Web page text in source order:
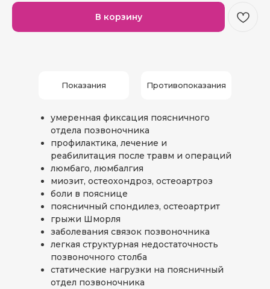
В корзину
Показания Противопоказания
умеренная фиксация поясничного
отдела позвоночника
профилактика, лечение и
реабилитация после травм и операций
люмбаго, люмбалгия
миозит, остеохондроз, остеоартроз
боли в пояснице
поясничный спондилез, остеоартрит
грыжи Шморля
заболевания связок позвоночника
легкая структурная недостаточность
позвоночного столба
статические нагрузки на поясничный
отдел позвоночника